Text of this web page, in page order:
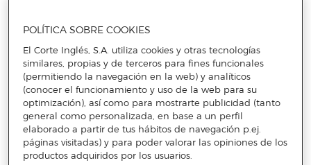
marca la diferencia por su calidad. Es una de esas marcas de
con un cuidado y calidad extremos. Te aseguramos que con
losdescuentos en carcasas para iphone de Silica, así como los
descuentos en carcasas para Samsung de Silicao los
increíbles descuentos en cristal templado para Samsung
Galaxy de Silica lograrás la mayor seguridad en tu móvil en
todo momento. Con los atractivos descuentos en drones de
Silica y coches tele-dirigidos de Silica entre otros productos
contarás con las últimas tendencias en electrónica para crear
contenido increíble y disfrutar al máximo. Encuentra la
electrónica y gadget con Silica
POLÍTICA SOBRE COOKIES
El Corte Inglés, S.A. utiliza cookies y otras tecnologías
similares, propias y de terceros para fines funcionales
(permitiendo la navegación en la web) y analíticos
(conocer el funcionamiento y uso de la web para su
optimización), así como para mostrarte publicidad (tanto
general como personalizada, en base a un perfil
elaborado a partir de tus hábitos de navegación p.ej.
páginas visitadas) y para poder valorar las opiniones de los
productos adquiridos por los usuarios.